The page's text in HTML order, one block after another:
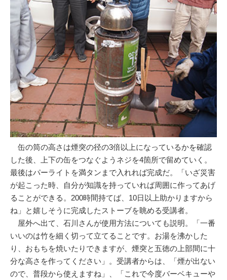
缶の筒の高さは煙突の径の3倍以上になっているかを確認
した後、上下の缶をつなぐようネジを4箇所で留めていく。
最後はパーライトを満タンまで入れれば完成だ。「いざ災害
が起こった時、自分が知識を持っていれば周囲に作ってあげ
ることができる。200時間持てば、10日以上助かりますから
ね」と嬉しそうに完成したストーブを眺める受講者。
屋外へ出て、石川さんが使用方法についても説明。「一番
いいのは竹を細く切って立てることです。お湯を沸かした
り、おもちを焼いたりできますが、煙突と五徳の上部間に十
分な高さを作ってください」。受講者からは、「煙が出ない
ので、普段から使えますね」、「これで今度バーベキューや